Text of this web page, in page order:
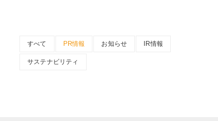
すべて PR情報 お知らせ IR情報
サステナビリティ